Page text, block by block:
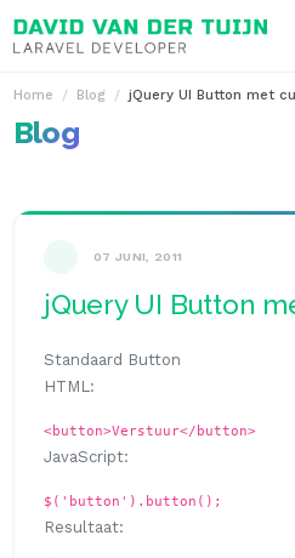
Ga naar inhoud
Home Blog jQuery UI Button met
Blog
07 JUNI, 2011
jQuery UI Button
Standaard Button
HTML:
<button>Verstuur</button>
JavaScript:
$('button').button();
Resultaat: